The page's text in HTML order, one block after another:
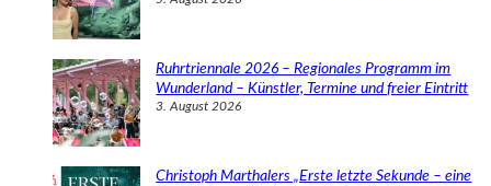
Ruhrtriennale 2026 – Regionales Programm im
Wunderland – Künstler, Termine und freier Eintritt
3. August 2026
Christoph Marthalers „Erste letzte Sekunde – eine